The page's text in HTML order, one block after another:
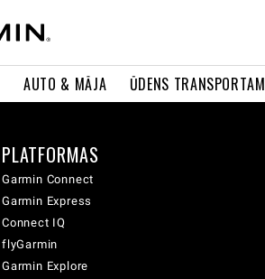
AUTO & MĀJA ŪDENS TRANSPORTAM
PLATFORMAS
Garmin Connect
Garmin Express
Connect IQ
flyGarmin
Garmin Explore